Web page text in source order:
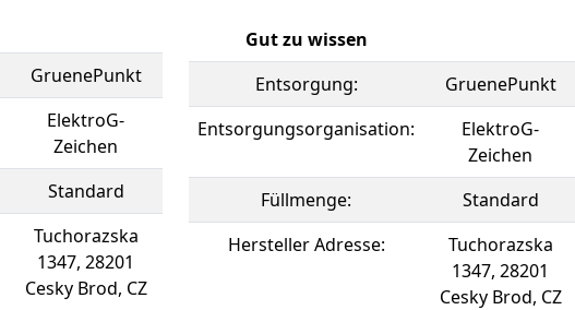
GruenePunkt
ElektroG-
Zeichen
Standard
Tuchorazska
1347, 28201
Cesky Brod, CZ
Gut zu wissen
Entsorgung:
GruenePunkt
Entsorgungsorganisation:
ElektroG-
Zeichen
Füllmenge:
Standard
Hersteller Adresse:
Tuchorazska
1347, 28201
Cesky Brod, CZ